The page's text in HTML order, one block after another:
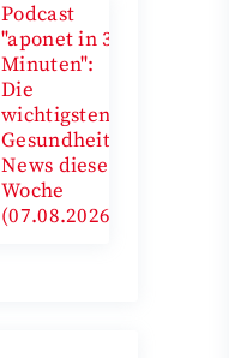
Podcast
"aponet in 3
Minuten":
Die
wichtigsten
Gesundheits-
News diese
Woche
(07.08.2026)